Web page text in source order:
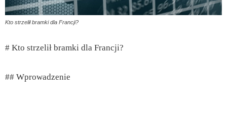
Kto strzelił bramki dla Francji?
# Kto strzelił bramki dla Francji?
## Wprowadzenie